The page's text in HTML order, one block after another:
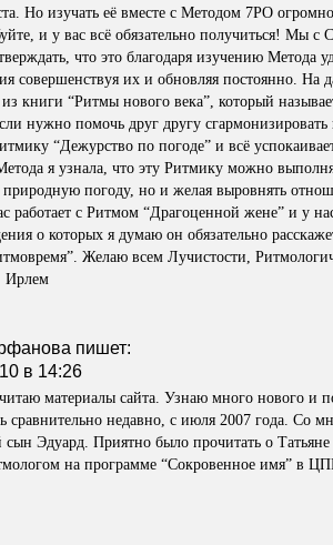
Но изучать её вместе с Методом 7РО
и у вас всё обязательно получиться! Мы с
что это благодаря изучению Метода
совершенствуя их и обновляя постоянно. На
книги “Ритмы нового века”, который
нужно помочь друг другу сгармонизировать
“Дежурство по погоде” и всё
я узнала, что эту Ритмику можно
погоду, но и желая выровнять
работает с Ритмом “Драгоценной жене” и у
о которых я думаю он обязательно
Желаю всем Лучистости,
Ирлем
пишет:
в 14:26
материалы сайта. Узнаю много нового и
сравнительно недавно, с июля 2007 года. Со
Эдуард. Приятно было прочитать о Татьяне
на программе “Сокровенное имя” в